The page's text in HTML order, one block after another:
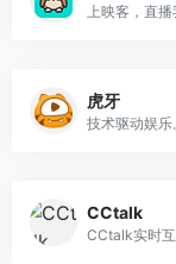
虎牙
CCtalk